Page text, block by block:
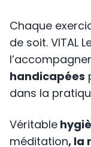
Chaque
de soit. VITAL
handicapées
dans la
Véritable
méditation, la